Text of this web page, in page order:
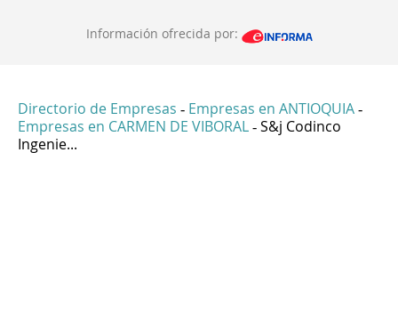
Información ofrecida por:
Directorio de Empresas - Empresas en ANTIOQUIA -
Empresas en CARMEN DE VIBORAL - S&j Codinco
Ingenie...